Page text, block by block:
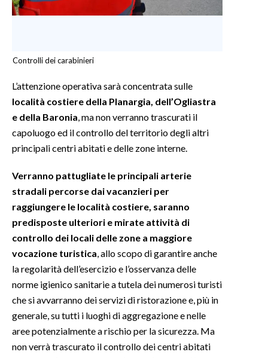
ABBONATI
PUBBLICITÀ
SPIAGGE
STORE
Controlli dei carabinieri
L’attenzione operativa sarà concentrata sulle
località costiere della Planargia, dell’Ogliastra
e della Baronia , ma non verranno trascurati il
capoluogo ed il controllo del territorio degli altri
principali centri abitati e delle zone interne.
Verranno pattugliate le principali arterie
stradali percorse dai vacanzieri per
raggiungere le località costiere, saranno
predisposte ulteriori e mirate attività di
controllo dei locali delle zone a maggiore
vocazione turistica , allo scopo di garantire anche
la regolarità dell’esercizio e l’osservanza delle
norme igienico sanitarie a tutela dei numerosi turisti
che si avvarranno dei servizi di ristorazione e, più in
generale, su tutti i luoghi di aggregazione e nelle
aree potenzialmente a rischio per la sicurezza. Ma
non verrà trascurato il controllo dei centri abitati